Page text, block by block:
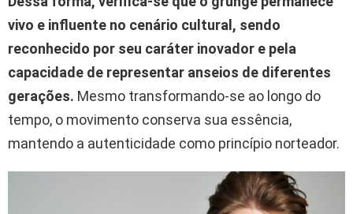
vivo e influente no cenário cultural, sendo
reconhecido por seu caráter inovador e pela
capacidade de representar anseios de diferentes
gerações. Mesmo transformando-se ao longo do
tempo, o movimento conserva sua essência,
mantendo a autenticidade como princípio norteador.